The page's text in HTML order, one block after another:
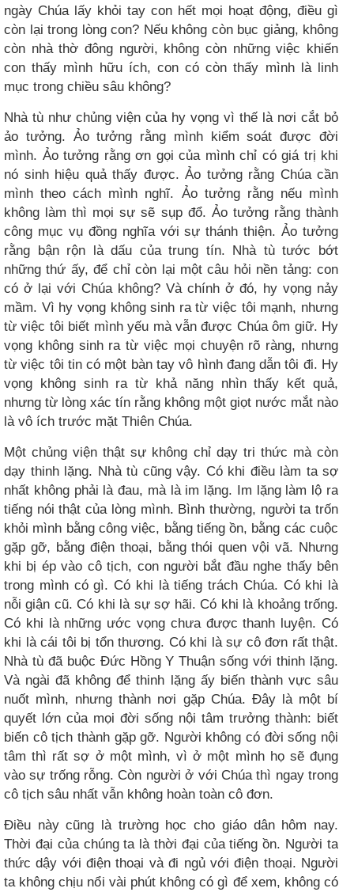
ngày Chúa lấy khỏi tay con hết mọi hoạt động, điều gì
còn lại trong lòng con? Nếu không còn bục giảng, không
còn nhà thờ đông người, không còn những việc khiến
con thấy mình hữu ích, con có còn thấy mình là linh
mục trong chiều sâu không?
Nhà tù như chủng viện của hy vọng vì thế là nơi cắt bỏ
ảo tưởng. Ảo tưởng rằng mình kiểm soát được đời
mình. Ảo tưởng rằng ơn gọi của mình chỉ có giá trị khi
nó sinh hiệu quả thấy được. Ảo tưởng rằng Chúa cần
mình theo cách mình nghĩ. Ảo tưởng rằng nếu mình
không làm thì mọi sự sẽ sụp đổ. Ảo tưởng rằng thành
công mục vụ đồng nghĩa với sự thánh thiện. Ảo tưởng
rằng bận rộn là dấu của trung tín. Nhà tù tước bớt
những thứ ấy, để chỉ còn lại một câu hỏi nền tảng: con
có ở lại với Chúa không? Và chính ở đó, hy vọng nảy
mầm. Vì hy vọng không sinh ra từ việc tôi mạnh, nhưng
từ việc tôi biết mình yếu mà vẫn được Chúa ôm giữ. Hy
vọng không sinh ra từ việc mọi chuyện rõ ràng, nhưng
từ việc tôi tin có một bàn tay vô hình đang dẫn tôi đi. Hy
vọng không sinh ra từ khả năng nhìn thấy kết quả,
nhưng từ lòng xác tín rằng không một giọt nước mắt nào
là vô ích trước mặt Thiên Chúa.
Một chủng viện thật sự không chỉ dạy tri thức mà còn
dạy thinh lặng. Nhà tù cũng vậy. Có khi điều làm ta sợ
nhất không phải là đau, mà là im lặng. Im lặng làm lộ ra
tiếng nói thật của lòng mình. Bình thường, người ta trốn
khỏi mình bằng công việc, bằng tiếng ồn, bằng các cuộc
gặp gỡ, bằng điện thoại, bằng thói quen vội vã. Nhưng
khi bị ép vào cô tịch, con người bắt đầu nghe thấy bên
trong mình có gì. Có khi là tiếng trách Chúa. Có khi là
nỗi giận cũ. Có khi là sự sợ hãi. Có khi là khoảng trống.
Có khi là những ước vọng chưa được thanh luyện. Có
khi là cái tôi bị tổn thương. Có khi là sự cô đơn rất thật.
Nhà tù đã buộc Đức Hồng Y Thuận sống với thinh lặng.
Và ngài đã không để thinh lặng ấy biến thành vực sâu
nuốt mình, nhưng thành nơi gặp Chúa. Đây là một bí
quyết lớn của mọi đời sống nội tâm trưởng thành: biết
biến cô tịch thành gặp gỡ. Người không có đời sống nội
tâm thì rất sợ ở một mình, vì ở một mình họ sẽ đụng
vào sự trống rỗng. Còn người ở với Chúa thì ngay trong
cô tịch sâu nhất vẫn không hoàn toàn cô đơn.
Điều này cũng là trường học cho giáo dân hôm nay.
Thời đại của chúng ta là thời đại của tiếng ồn. Người ta
thức dậy với điện thoại và đi ngủ với điện thoại. Người
ta không chịu nổi vài phút không có gì để xem, không có